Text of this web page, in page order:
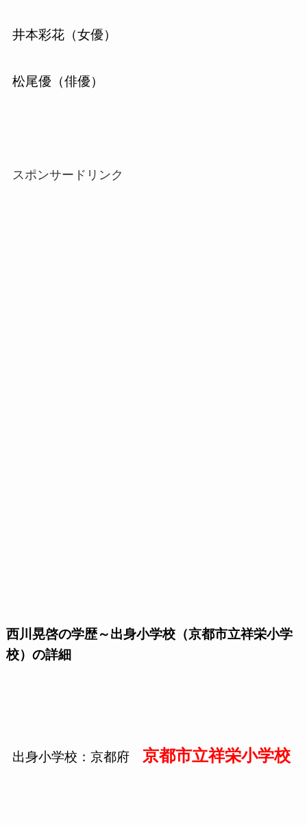
井本彩花（女優）
松尾優（俳優）
スポンサードリンク
西川晃啓の学歴～出身小学校（京都市立祥栄小学
校）の詳細
出身小学校：京都府 京都市立祥栄小学校